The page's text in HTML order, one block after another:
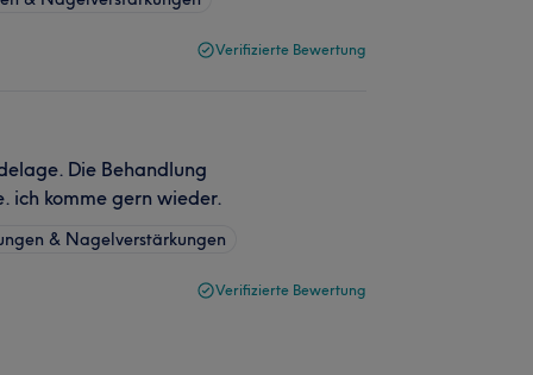
Verifizierte Bewertung
Die Behandlung
ich komme gern wieder.
& Nagelverstärkungen
Verifizierte Bewertung